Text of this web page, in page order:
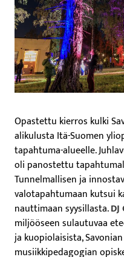
Opastettu kierros kulki
alikulusta Itä-Suomen
tapahtuma-alueelle.
oli panostettu
Tunnelmallisen ja
valotapahtumaan kutsui
nauttimaan syysillasta.
miljööseen sulautuvaa
ja kuopiolaisista,
musiikkipedagogian